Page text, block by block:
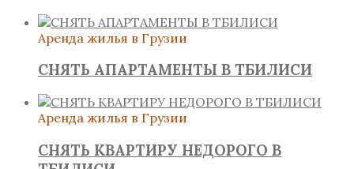
Аренда жилья в Грузии
СНЯТЬ АПАРТАМЕНТЫ В ТБИЛИСИ
Аренда жилья в Грузии
СНЯТЬ КВАРТИРУ НЕДОРОГО В